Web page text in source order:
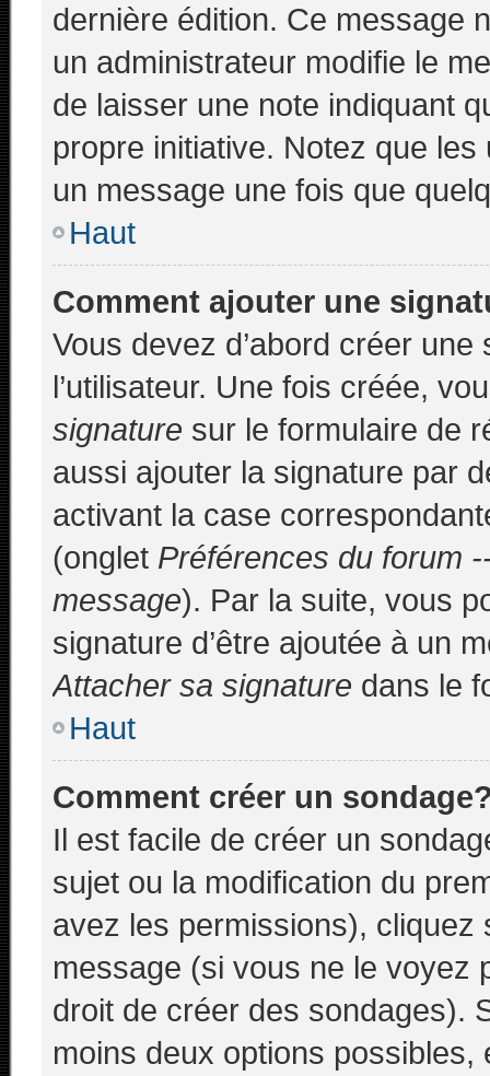
dernière édition. Ce message
un administrateur modifie le
de laisser une note indiquant
propre initiative. Notez que
un message une fois que
Haut
Comment ajouter une
Vous devez d’abord créer
l’utilisateur. Une fois créée,
signature sur le formulaire de
aussi ajouter la signature par
activant la case
(onglet Préférences du forum
message). Par la suite, vous
signature d’être ajoutée à un
Attacher sa signature dans le
Haut
Comment créer un
Il est facile de créer un
sujet ou la modification du
avez les permissions), cliquez
message (si vous ne le voyez
droit de créer des sondages).
moins deux options